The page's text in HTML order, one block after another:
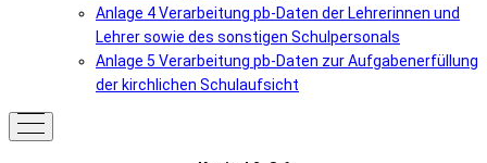
Anlage 4 Verarbeitung pb-Daten der Lehrerinnen und
Lehrer sowie des sonstigen Schulpersonals
Anlage 5 Verarbeitung pb-Daten zur Aufgabenerfüllung
der kirchlichen Schulaufsicht